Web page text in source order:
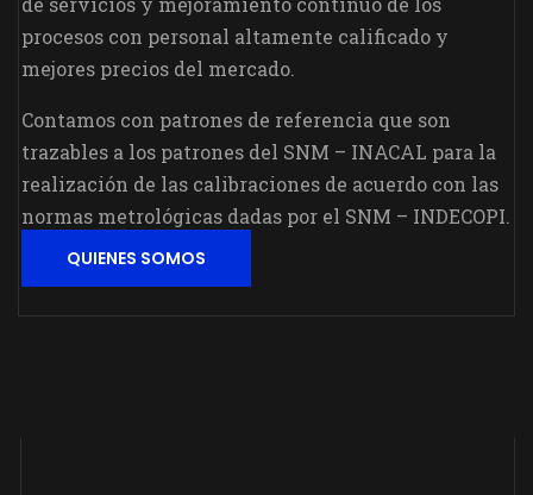
procesos con personal altamente calificado y
mejores precios del mercado.
Contamos con patrones de referencia que son
trazables a los patrones del SNM – INACAL para la
realización de las calibraciones de acuerdo con las
normas metrológicas dadas por el SNM – INDECOPI.
QUIENES SOMOS